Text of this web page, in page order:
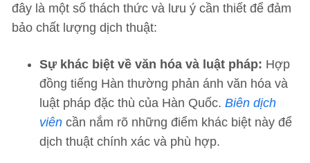
đây là một số thách thức và lưu ý cần thiết để đảm
bảo chất lượng dịch thuật:
Sự khác biệt về văn hóa và luật pháp: Hợp
đồng tiếng Hàn thường phản ánh văn hóa và
luật pháp đặc thù của Hàn Quốc. Biên dịch
viên cần nắm rõ những điểm khác biệt này để
dịch thuật chính xác và phù hợp.